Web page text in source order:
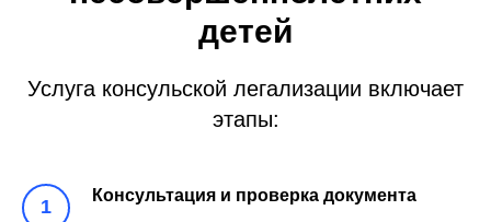
детей
Услуга консульской легализации включает
этапы:
Консультация и проверка документа